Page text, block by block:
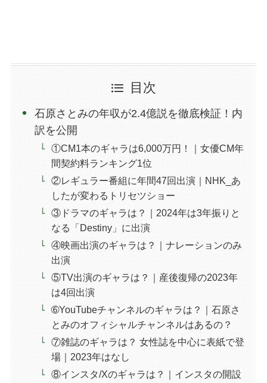
目次
石原さとみの年収が2.4億説を徹底検証！内
訳を公開
①CM1本のギャラは6,000万円！｜女優CM年
間契約料ランキング1位
②レギュラー番組に年間47回出演｜NHK_あ
したが変わるトリセツショー
③ドラマのギャラは？｜2024年は3年振りと
なる「Destiny」に出演
④映画出演のギャラは？｜ナレーションのみ
出演
⑤TV出演のギャラは？｜産後復帰の2023年
は4回出演
➅YouTubeチャンネルのギャラは？｜石原さ
とみのオフィシャルチャンネルはあるの？
⑦雑誌のギャラは？ 女性誌を中心に表紙で登
場｜2023年はなし
⑧インスタ/Xのギャラは？｜インスタの開設